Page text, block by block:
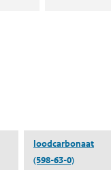
loodcarbonaat
(598-63-0)